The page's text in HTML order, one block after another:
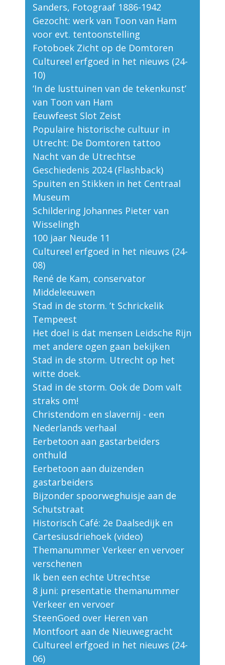
Sanders, Fotograaf 1886-1942
Gezocht: werk van Toon van Ham
voor evt. tentoonstelling
Fotoboek Zicht op de Domtoren
Cultureel erfgoed in het nieuws (24-
10)
‘In de lusttuinen van de tekenkunst’
van Toon van Ham
Eeuwfeest Slot Zeist
Populaire historische cultuur in
Utrecht: De Domtoren tattoo
Nacht van de Utrechtse
Geschiedenis 2024 (Flashback)
Spuiten en Stikken in het Centraal
Museum
Schildering Johannes Pieter van
Wisselingh
100 jaar Neude 11
Cultureel erfgoed in het nieuws (24-
08)
René de Kam, conservator
Middeleeuwen
Stad in de storm. ’t Schrickelik
Tempeest
Het doel is dat mensen Leidsche Rijn
met andere ogen gaan bekijken
Stad in de storm. Utrecht op het
witte doek.
Stad in de storm. Ook de Dom valt
straks om!
Christendom en slavernij - een
Nederlands verhaal
Eerbetoon aan gastarbeiders
onthuld
Eerbetoon aan duizenden
gastarbeiders
Bijzonder spoorweghuisje aan de
Schutstraat
Historisch Café: 2e Daalsedijk en
Cartesiusdriehoek (video)
Themanummer Verkeer en vervoer
verschenen
Ik ben een echte Utrechtse
8 juni: presentatie themanummer
Verkeer en vervoer
SteenGoed over Heren van
Montfoort aan de Nieuwegracht
Cultureel erfgoed in het nieuws (24-
06)